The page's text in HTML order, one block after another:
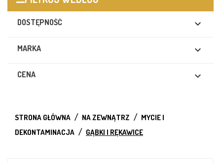
DOSTĘPNOŚĆ 
MARKA 
CENA 
STRONA GŁÓWNA NA ZEWNĄTRZ
MYCIE I
DEKONTAMINACJA
GĄBKI I RĘKAWICE